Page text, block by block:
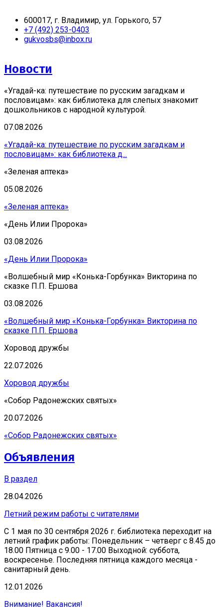
600017, г. Владимир, ул. Горького, 57
+7 (492) 253-0403
gukvosbs@inbox.ru
Новости
«Угадай-ка: путешествие по русским загадкам и
пословицам»: как библиотека для слепых знакомит
дошкольников с народной культурой.
07.08.2026
«Угадай-ка: путешествие по русским загадкам и
пословицам»: как библиотека д...
«Зеленая аптека»
05.08.2026
«Зеленая аптека»
«День Илии Пророка»
03.08.2026
«День Илии Пророка»
«Волшебный мир «Конька-Горбунка» Викторина по
сказке П.П. Ершова
03.08.2026
«Волшебный мир «Конька-Горбунка» Викторина по
сказке П.П. Ершова
Хоровод дружбы
22.07.2026
Хоровод дружбы
«Собор Радонежских святых»
20.07.2026
«Собор Радонежских святых»
Объявления
В раздел
28.04.2026
Летний режим работы с читателями
С 1 мая по 30 сентября 2026 г. библиотека переходит на
летний график работы: Понедельник – четверг с 8.45 до
18.00 Пятница с 9.00 - 17.00 Выходной: суббота,
воскресенье. Последняя пятница каждого месяца -
санитарный день.
12.01.2026
Внимание! Вакансия!